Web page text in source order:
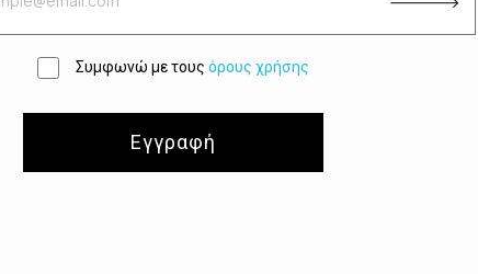
Συμφωνώ με τους όρους χρήσης
Εγγραφή